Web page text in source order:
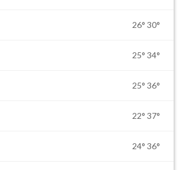
26° 30°
25° 34°
25° 36°
22° 37°
24° 36°